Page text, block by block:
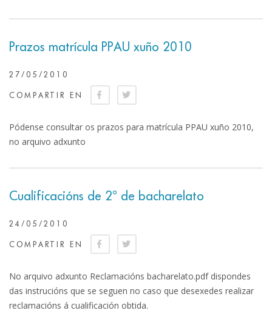
Prazos matrícula PPAU xuño 2010
27/05/2010
COMPARTIR EN
Pódense consultar os prazos para matrícula PPAU xuño 2010,
no arquivo adxunto
Cualificacións de 2º de bacharelato
24/05/2010
COMPARTIR EN
No arquivo adxunto Reclamacións bacharelato.pdf dispondes
das instrucións que se seguen no caso que desexedes realizar
reclamacións á cualificación obtida.